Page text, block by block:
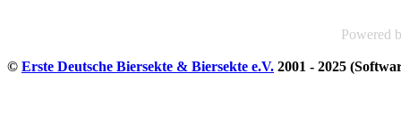
Powered
© Erste Deutsche Biersekte & Biersekte e.V. 2001 - 2025